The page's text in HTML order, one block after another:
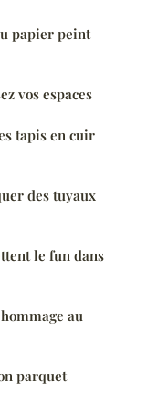
papier peint
vos espaces
tapis en cuir
des tuyaux
le fun dans
au
parquet